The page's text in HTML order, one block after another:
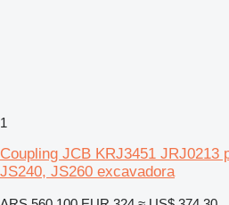
1
Coupling JCB KRJ3451 JRJ0213
JS240, JS260 excavadora